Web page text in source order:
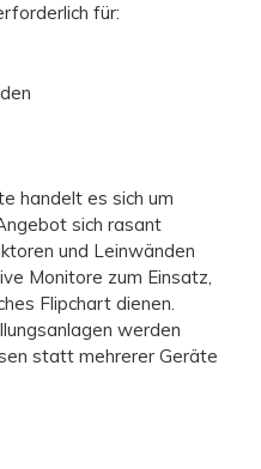
für:
handelt es sich um
sich rasant
und Leinwänden
Monitore zum Einsatz,
Flipchart dienen.
werden
statt mehrerer Geräte